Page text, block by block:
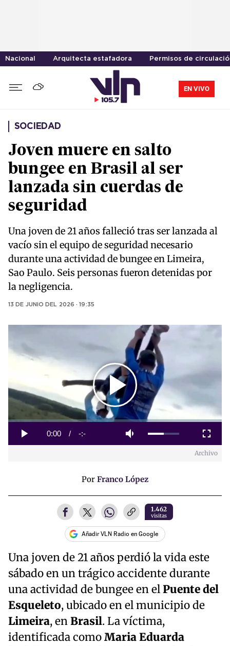
Nacional Arquitecta estafadora Permisos de
EN VIVO
SOCIEDAD
Joven muere en salto
bungee en Brasil al ser
lanzada sin cuerdas de
seguridad
Una joven de 21 años falleció tras ser lanzada al
vacío sin el equipo de seguridad necesario
durante una actividad de bungee en Limeira,
Sao Paulo. Seis personas fueron detenidas por
la negligencia.
13 DE JUNIO DEL 2026 · 19:35
Play
Video
Play Mute
Current
0:00 / Duration
-:-
Loaded:
Fullscreen
Archivo
Por Franco López
1.462
visitas
Añadir VLN Radio en Google
Una joven de 21 años perdió la vida este
sábado en un trágico accidente durante
una actividad de bungee en elPuente del
Esqueleto, ubicado en el municipio de
Limeira, enBrasil. La víctima,
identificada comoMaria Eduarda